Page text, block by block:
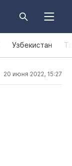
Узбекистан
20 июня 2022, 15:27